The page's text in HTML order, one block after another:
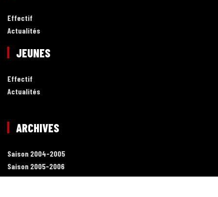
Effectif
Actualités
JEUNES
Effectif
Actualités
ARCHIVES
Saison 2004-2005
Saison 2005-2006
Saison 2006-2007